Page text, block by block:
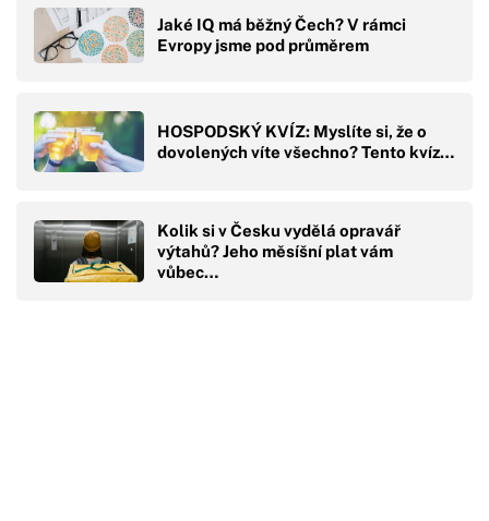
Jaké IQ má běžný Čech? V rámci
Evropy jsme pod průměrem
HOSPODSKÝ KVÍZ: Myslíte si, že o
dovolených víte všechno? Tento kvíz…
Kolik si v Česku vydělá opravář
výtahů? Jeho měsíšní plat vám
vůbec…